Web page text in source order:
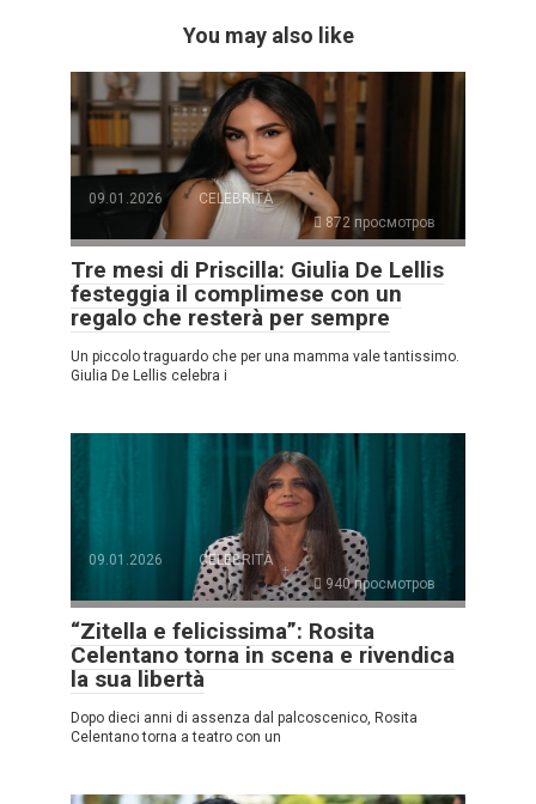
You may also like
09.01.2026
CELEBRITÀ
872 просмотров
Tre mesi di Priscilla: Giulia De Lellis
festeggia il complimese con un
regalo che resterà per sempre
Un piccolo traguardo che per una mamma vale tantissimo.
Giulia De Lellis celebra i
09.01.2026
CELEBRITÀ
940 просмотров
“Zitella e felicissima”: Rosita
Celentano torna in scena e rivendica
la sua libertà
Dopo dieci anni di assenza dal palcoscenico, Rosita
Celentano torna a teatro con un